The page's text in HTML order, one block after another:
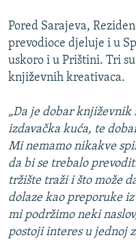
Pored Sarajeva,
prevodioce djeluje i u
uskoro i u Prištini. Tri
književnih kreativaca.
„Da je dobar
izdavačka kuća, te
Mi nemamo nikakve
da bi se trebalo
tržište traži i što može
dolaze kao preporuke
mi podržimo neki
postoji interes u jednoj